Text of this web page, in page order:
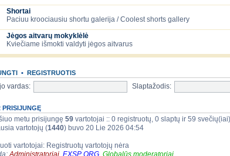
Shortai
Paciuu kroociausiu shortu galerija / Coolest shorts gallery
Jėgos aitvarų mokyklėlė
Kviečiame išmokti valdyti jėgos aitvarus
• REGISTRUOTIS
vardas: Slaptažodis:
PRISIJUNGĘ
metu prisijungę 59 vartotojai :: 0 registruotų, 0 slaptų ir 59
vartotojų (1440) buvo 20 Lie 2026 04:54
vartotojai: Registruotų vartotojų nėra
Administratoriai EXSP ORG Globalūs moderatoriai